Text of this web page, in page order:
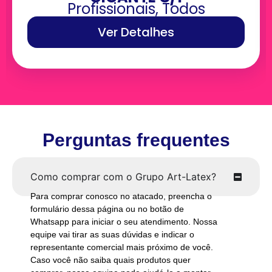
Profissionais,Todos
Ver Detalhes
Perguntas frequentes
Como comprar com o Grupo Art-Latex?
Para comprar conosco no atacado, preencha o
formulário dessa página ou no botão de
Whatsapp para iniciar o seu atendimento. Nossa
equipe vai tirar as suas dúvidas e indicar o
representante comercial mais próximo de você.
Caso você não saiba quais produtos quer